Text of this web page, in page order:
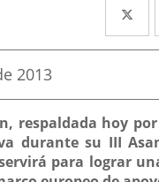
a
2013
respaldada hoy
durante su III
para lograr